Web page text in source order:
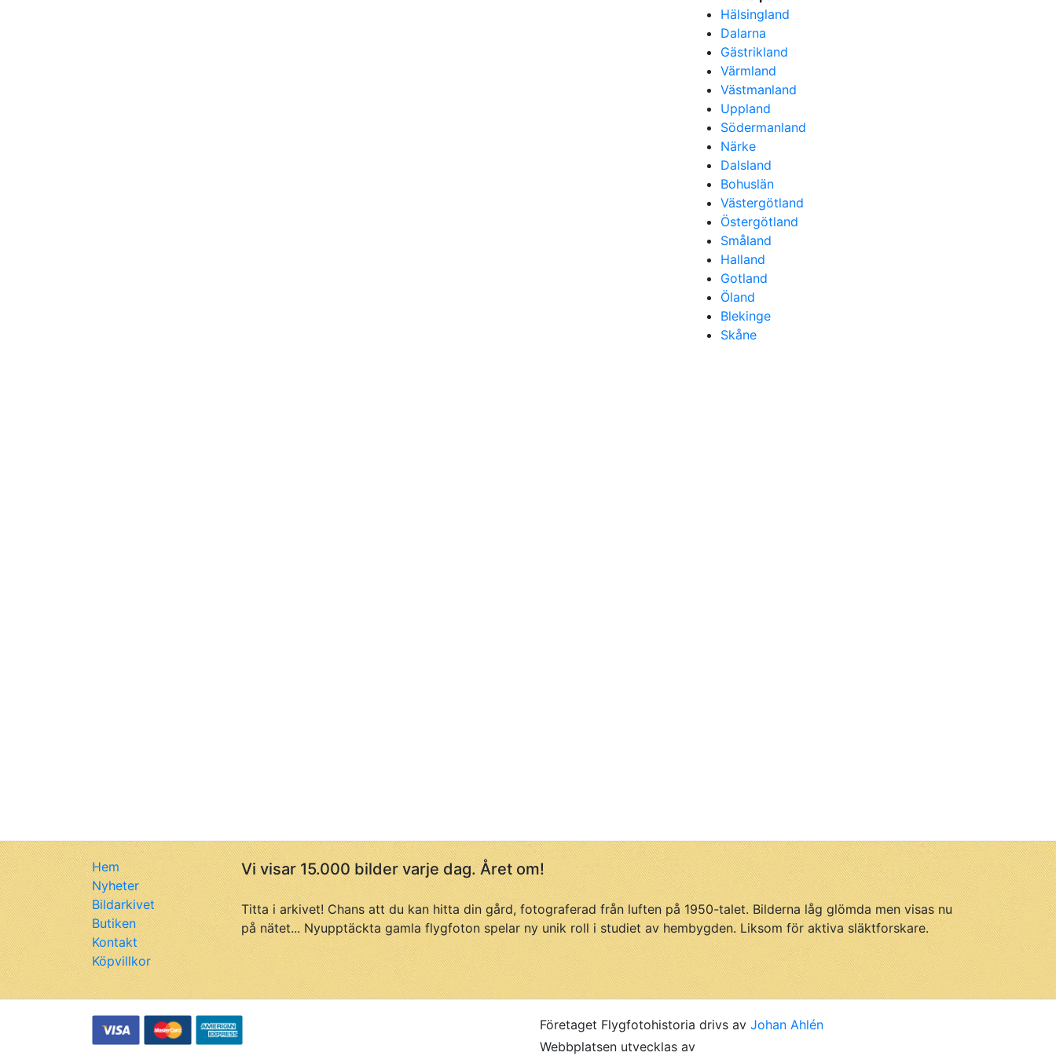
Hälsingland
Dalarna
Gästrikland
Värmland
Västmanland
Uppland
Södermanland
Närke
Dalsland
Bohuslän
Västergötland
Östergötland
Småland
Halland
Gotland
Öland
Blekinge
Skåne
Hem
Nyheter
Bildarkivet
Butiken
Kontakt
Köpvillkor
Vi visar 15.000 bilder varje dag. Året om!
Titta i arkivet! Chans att du kan hitta din gård, fotograferad från luften på 1950-talet. Bilderna låg glömda men visas nu
på nätet... Nyupptäckta gamla flygfoton spelar ny unik roll i studiet av hembygden. Liksom för aktiva släktforskare.
Företaget Flygfotohistoria drivs av Johan Ahlén
Webbplatsen utvecklas av